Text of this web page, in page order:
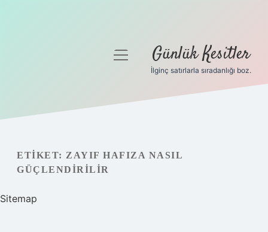
Hakkımızda
menüyü
Günlük Kesitler
İlginç satırlarla sıradanlığı boz.
ETIKET: ZAYIF HAFIZA NASIL
GÜÇLENDIRILIR
Sitemap